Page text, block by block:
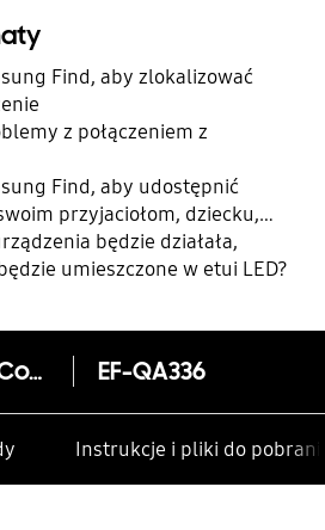
Find, aby zlokalizować
z połączeniem z
Find, aby udostępnić
przyjaciołom, dziecku,
będzie działała,
umieszczone w etui LED?
Etui Soft Clear Cover do Galaxy A33 5G EF-QA336
Instrukcje i pliki do